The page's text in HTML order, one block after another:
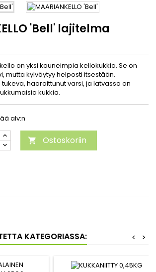
'Bell' lajitelma
on yksi kauneimpia kellokukkia. Se on
mutta kylväytyy helposti itsestään.
haaroittunut varsi, ja latvassa on
kukkia.
alv:n
 Ostoskoriin
KATEGORIASSA: >
<